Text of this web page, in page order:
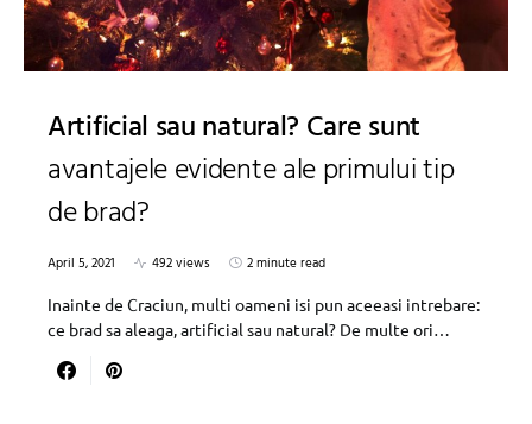
Artificial sau natural? Care sunt
avantajele evidente ale primului tip
de brad?
April 5, 2021 492 views
2 minute read
Inainte de Craciun, multi oameni isi pun aceeasi intrebare:
ce brad sa aleaga, artificial sau natural? De multe ori…